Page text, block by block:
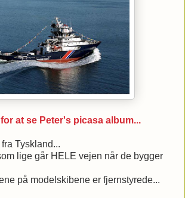
at se Peter's picasa album...
Tyskland...
lige går HELE vejen når de bygger
på modelskibene er fjernstyrede...